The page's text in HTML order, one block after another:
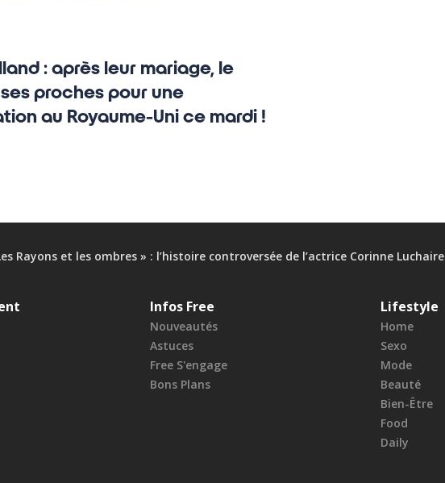
: après leur mariage, le
proches pour une
au Royaume-Uni ce mardi !
Rayons et les ombres » : l’histoire controversée de l’actrice Corinne Luchaire
Infos Free
Nouveautés
Astuces
Free S'engage
Bons Plans
Lifestyle
Home
Sexo
Mode
Beauté
Bien-Être
Food
Daily